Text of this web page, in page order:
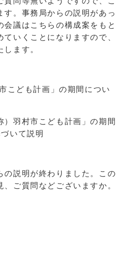
す。事務局からの説明があっ
会議はこちらの構成案をもと
ていくことになりますので、
します。
こども計画」の期間につい
）羽村市こども計画」の期間
いて説明
の説明が終わりました。この
ご質問などございますか。